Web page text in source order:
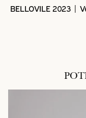
BELLOVILE 2023 |